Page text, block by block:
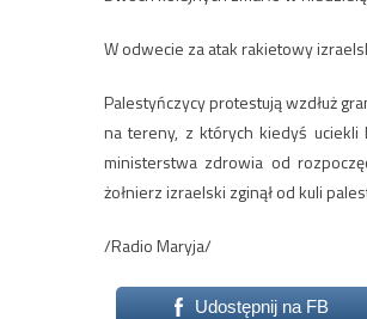
W odwecie za atak rakietowy
Palestyńczycy protestują wzdłuż
na tereny, z których kiedyś uciekli
ministerstwa zdrowia od
żołnierz izraelski zginął od kuli
/Radio Maryja/
Udostępnij na FB